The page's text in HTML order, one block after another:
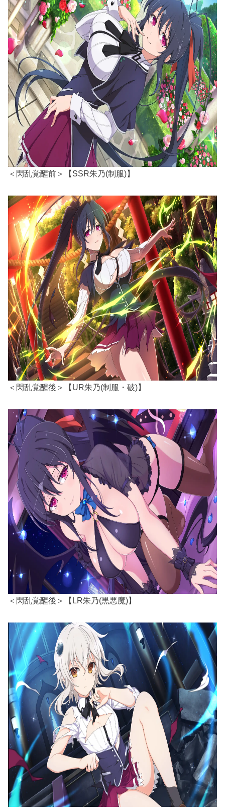
＜閃乱覚醒前＞【SSR朱乃(制服)】
＜閃乱覚醒後＞【UR朱乃(制服・破)】
＜閃乱覚醒後＞【LR朱乃(黒悪魔)】